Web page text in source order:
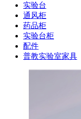
实验台
通风柜
药品柜
实验台柜
配件
普教实验室家具